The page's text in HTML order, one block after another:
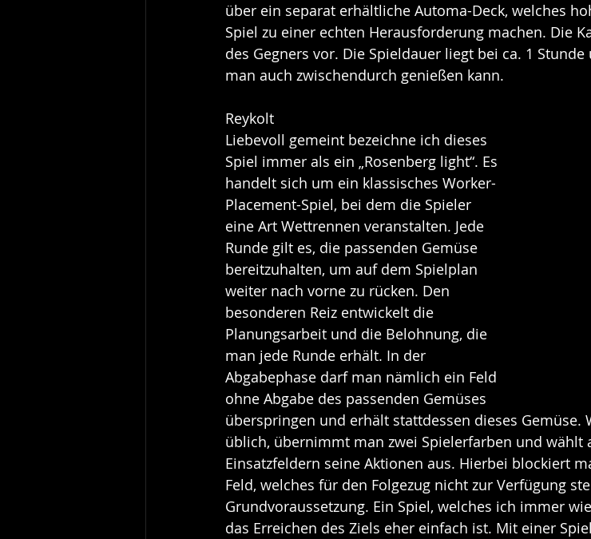
über ein separat erhältliche Automa-Deck, welches
Spiel zu einer echten Herausforderung machen. Die
des Gegners vor. Die Spieldauer liegt bei ca. 1
man auch zwischendurch genießen kann.
Reykolt
Liebevoll gemeint bezeichne ich dieses
Spiel immer als ein „Rosenberg light“. Es
handelt sich um ein klassisches Worker-
Placement-Spiel, bei dem die Spieler
eine Art Wettrennen veranstalten. Jede
Runde gilt es, die passenden Gemüse
bereitzuhalten, um auf dem Spielplan
weiter nach vorne zu rücken. Den
besonderen Reiz entwickelt die
Planungsarbeit und die Belohnung, die
man jede Runde erhält. In der
Abgabephase darf man nämlich ein Feld
ohne Abgabe des passenden Gemüses
überspringen und erhält stattdessen dieses Gemüse.
üblich, übernimmt man zwei Spielerfarben und wählt
Einsatzfeldern seine Aktionen aus. Hierbei blockiert
Feld, welches für den Folgezug nicht zur Verfügung
Grundvoraussetzung. Ein Spiel, welches ich immer
das Erreichen des Ziels eher einfach ist. Mit einer